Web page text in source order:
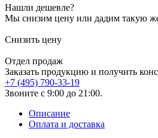
Нашли дешевле?
Мы снизим цену или дадим такую
Снизить цену
Отдел продаж
Заказать продукцию и получить
+7 (495) 790-33-19
Звоните с 9:00 до 21:00.
Описание
Оплата и доставка